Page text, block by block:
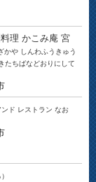
理 かこみ庵 宮
かや しんわふうきゅう
たちばなどおりにして
ンド レストラン なお